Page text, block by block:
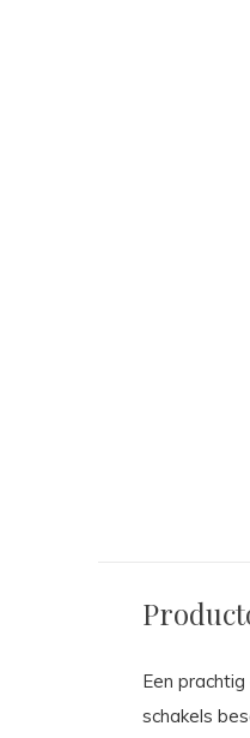
Een
schakels